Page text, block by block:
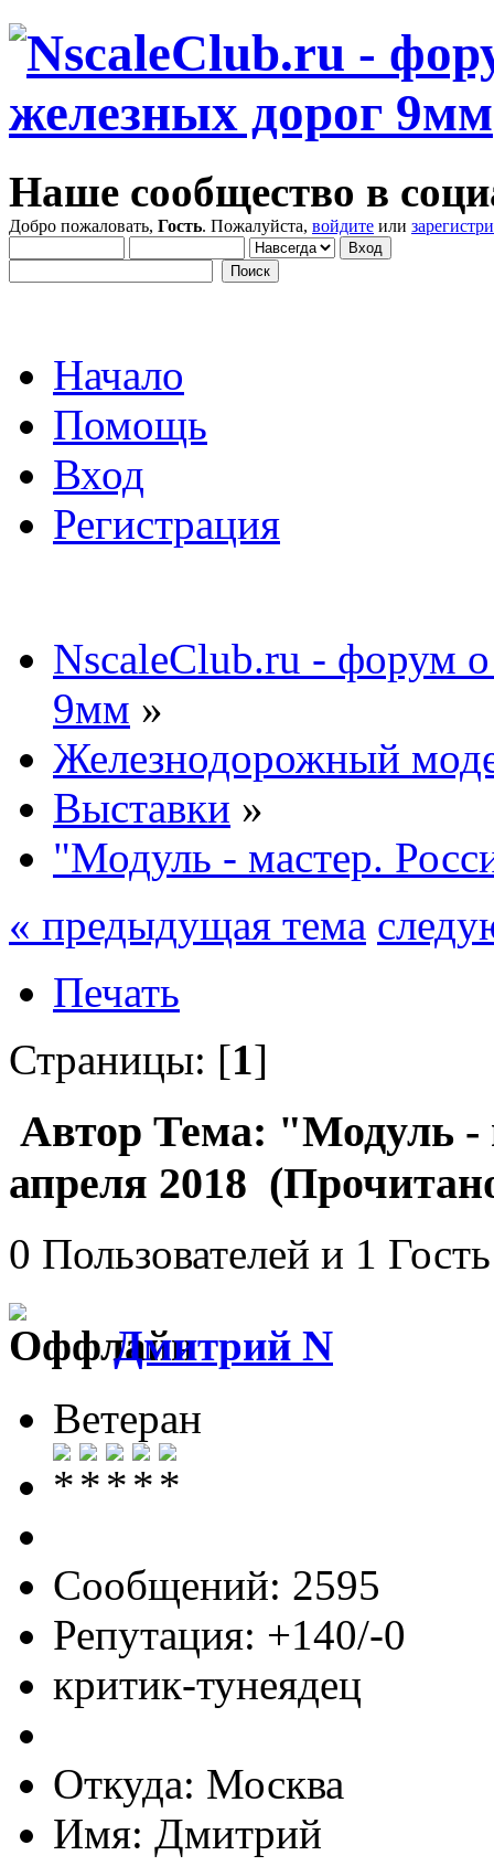
Наше сообщество в
Добро пожаловать, Гость. Пожалуйста, войдите или
Начало
Помощь
Вход
Регистрация
NscaleClub.ru - форум
9мм »
Железнодорожный
Выставки »
"Модуль - мастер.
« предыдущая тема
Печать
Страницы: [1]
Автор Тема: "Модуль -
апреля 2018
0 Пользователей и 1
Дмитрий N
Ветеран
Сообщений: 2595
Репутация: +140/-0
критик-тунеядец
Откуда: Москва
Имя: Дмитрий